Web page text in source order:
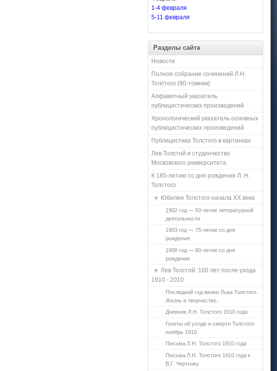
1-4 февраля
5-11 февраля
Разделы сайта
Новости
Полное собрание сочинений Л.Н.
Толстого (90-томник)
Алфавитный указатель
публицистических произведений
Хронологический указатель основных
публицистических произведений
Публицистика Толстого в картинках
Лев Толстой и студенчество
Московского университета
К 185-летию со дня рождения Л. Н.
Толстого
Юбилеи Толстого начала ХХ века
1902 год — 50-летие литературной
деятельности
1903 год — 75-летие со дня
рождения
1908 год — 80-летие со дня
рождения
Лев Толстой: 100 лет после ухода
1910 - 2010
Последний год жизни Льва Толстого.
Жизнь и творчество.
Дневник Л.Н. Толстого 1910 года
Газеты об уходе и смерти Толстого
ноябрь 1910
Письма Л.Н. Толстого 1910 года
Письма Л.Н. Толстого 1910 года к
В.Г. Черткову